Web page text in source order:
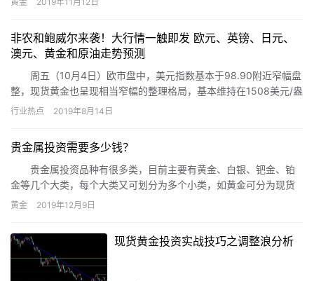
非农和鲍威尔来袭！大行情一触即发 欧元、英镑、日元、
澳元、黄金和原油走势预测
周五（10月4日）欧市盘中，美元指数基本于98.90附近窄幅盘
整，现货黄金也呈现相当窄幅的整理格局，基本维持在1508美元/盎
司附近交投。
行业热点 2019年8月14日
贵金属投资需要多少钱？
贵金属投资品种有很多类，目前主要有黄金、白银、钯金、铂
金等几个大类，每个大类又可划分为多个小类，如黄金可分为现货
黄金、纸黄金、黄金T+D、实物黄金等等。不过，贵金属投资市场
人数众多。若做黄金白银投资，选择不同的投资品种，需要的金额
也不同。
黄金 2019年12月9日
现货黄金投资实战技巧之调整浪分析